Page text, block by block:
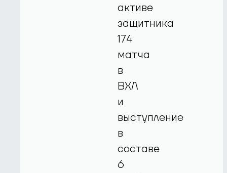
активе
защитника
174
матча
в
ВХЛ
и
выступление
в
составе
6